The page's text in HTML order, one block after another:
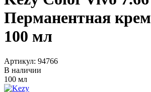
Перманентная
100 мл
Артикул: 94766
В наличии
100 мл